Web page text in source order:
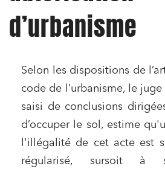
d’urbanisme
Selon les dispositions de
code de l’urbanisme, le
saisi de conclusions
d’occuper le sol, estime
l'illégalité de cet acte est
régularisé, sursoit à